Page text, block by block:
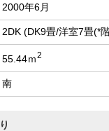
2000年6月
2DK (DK9畳/洋室7畳(*
55.44ｍ2
南